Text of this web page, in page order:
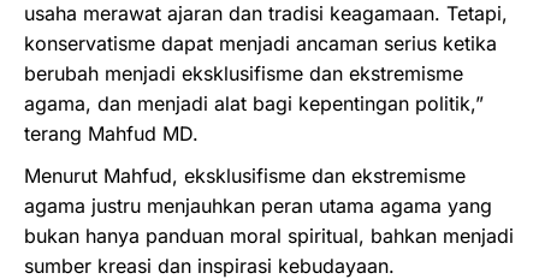
usaha merawat ajaran dan tradisi keagamaan. Tetapi,
konservatisme dapat menjadi ancaman serius ketika
berubah menjadi eksklusifisme dan ekstremisme
agama, dan menjadi alat bagi kepentingan politik,”
terang Mahfud MD.
Menurut Mahfud, eksklusifisme dan ekstremisme
agama justru menjauhkan peran utama agama yang
bukan hanya panduan moral spiritual, bahkan menjadi
sumber kreasi dan inspirasi kebudayaan.